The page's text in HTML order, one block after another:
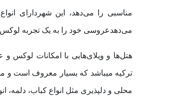
مناسبی را می‌دهد، این شهردارای
می‌دهدعروسی خود را به یک تجربه لوکس
هتل‌ها و ویلای‌هایی با امکانات لوکس
ترکیه میباشد که بسیار معروف است و
محلی و دلپذیری مثل انواع کباب، دلمه،